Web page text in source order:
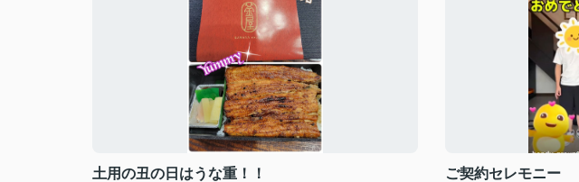
土用の丑の日はうな重！！ ご契約セレモニー